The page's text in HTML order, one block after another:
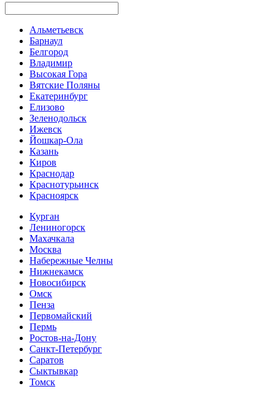
Альметьевск
Барнаул
Белгород
Владимир
Высокая Гора
Вятские Поляны
Екатеринбург
Елизово
Зеленодольск
Ижевск
Йошкар-Ола
Казань
Киров
Краснодар
Краснотурьинск
Красноярск
Курган
Лениногорск
Махачкала
Москва
Набережные Челны
Нижнекамск
Новосибирск
Омск
Пенза
Первомайский
Пермь
Ростов-на-Дону
Санкт-Петербург
Саратов
Сыктывкар
Томск